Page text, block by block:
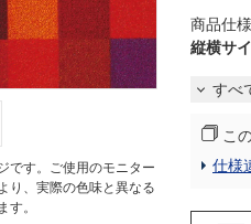
です。ご使用のモニター
り、実際の色味と異なる
す。
商品仕様
縦横サ
すべ
こ
仕様